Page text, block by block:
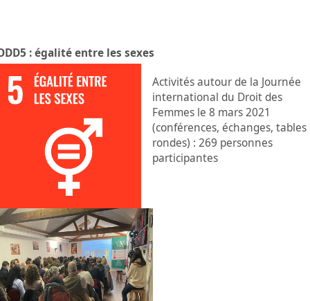
: égalité entre les sexes
Activités autour de la Journée
international du Droit des
Femmes le 8 mars 2021
(conférences, échanges, tables
rondes) : 269 personnes
participantes